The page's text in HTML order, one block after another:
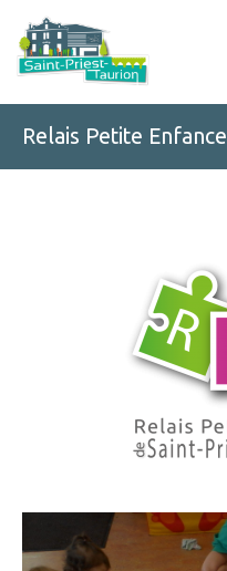
Aller
au
contenu
Relais Petite Enfance